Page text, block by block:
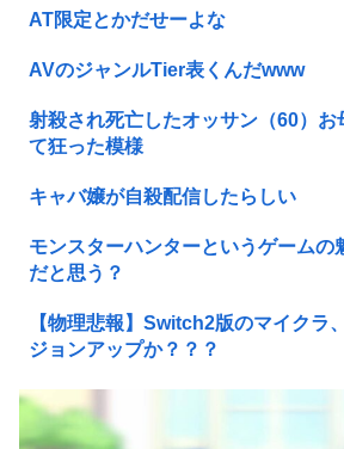
AT限定とかだせーよな
AVのジャンルTier表くんだwww
射殺され死亡したオッサン（60）お
て狂った模様
キャバ嬢が自殺配信したらしい
モンスターハンターというゲームの
だと思う？
【物理悲報】Switch2版のマイクラ
ジョンアップか？？？